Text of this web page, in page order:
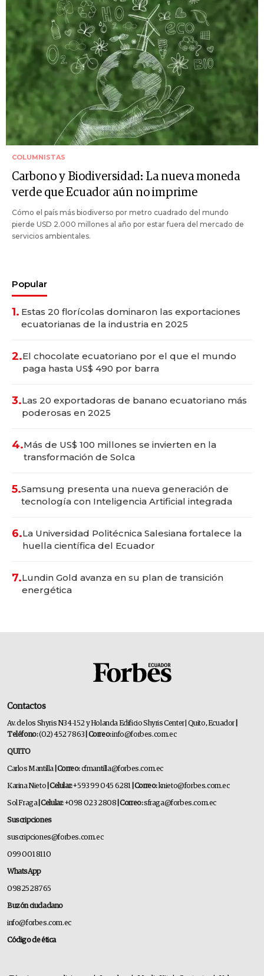
COLUMNISTAS
Carbono y Biodiversidad: La nueva moneda
verde que Ecuador aún no imprime
Cómo el país más biodiverso por metro cuadrado del mundo
pierde USD 2.000 millones al año por estar fuera del mercado de
servicios ambientales.
Popular
1. Estas 20 florícolas dominaron las exportaciones
ecuatorianas de la industria en 2025
2.El chocolate ecuatoriano por el que el mundo
paga hasta US$ 490 por barra
3.Las 20 exportadoras de banano ecuatoriano más
poderosas en 2025
4.Más de US$ 100 millones se invierten en la
transformación de Solca
5.Samsung presenta una nueva generación de
tecnología con Inteligencia Artificial integrada
6.La Universidad Politécnica Salesiana fortalece la
huella científica del Ecuador
7.Lundin Gold avanza en su plan de transición
energética
Contactos
Av. de los Shyris N34-152 y Holanda Edificio Shyris Center | Quito, Ecuador
Teléfono:(02) 452 7863 | Correo:info@forbes.com.ec
QUITO
Carlos Mantilla | Correo:cfmantilla@forbes.com.ec
Karina Nieto | Celular:+593 99 045 6281 | Correo:knieto@forbes.com.ec
Sol Fraga| Celular:+098 023 2808 | Correo:sfraga@forbes.com.ec
Suscripciones
suscripciones@forbes.com.ec
099 001 8110
WhatsApp
0982528765
Buzón ciudadano
info@forbes.com.ec
Código de ética